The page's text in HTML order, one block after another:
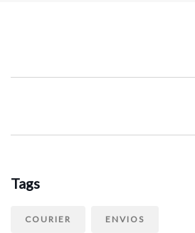
Tags
COURIER ENVIOS